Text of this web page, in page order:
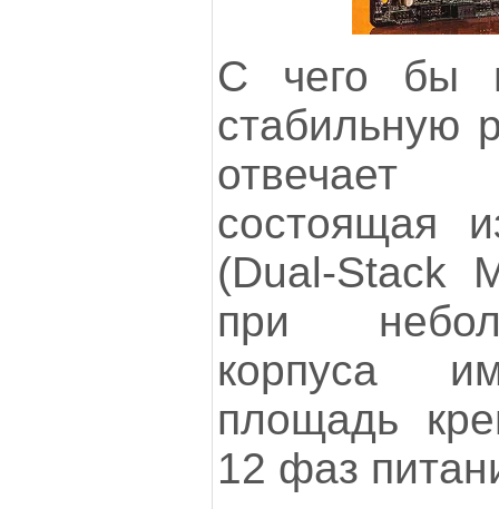
С чего бы
стабильную
отвечает
состоящая
(Dual-Stack
при
корпуса
площадь
12 фаз